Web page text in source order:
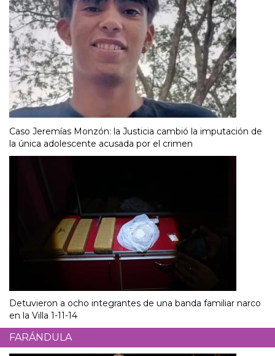
Caso Jeremías Monzón: la Justicia cambió la imputación de
la única adolescente acusada por el crimen
Detuvieron a ocho integrantes de una banda familiar narco
en la Villa 1-11-14
FARÁNDULA